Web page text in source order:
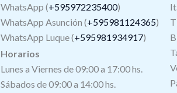
WhatsApp (+595972235400)
WhatsApp Asunción (+595981124365)
WhatsApp Luque (+595981934917)
Horarios
Lunes a Viernes de 09:00 a 17:00 hs.
Sábados de 09:00 a 14:00 hs.